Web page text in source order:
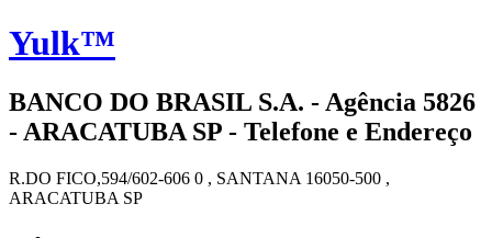
Yulk™
BANCO DO BRASIL S.A. - Agência 5826
- ARACATUBA SP - Telefone e Endereço
R.DO FICO,594/602-606 0 , SANTANA 16050-500 ,
ARACATUBA SP